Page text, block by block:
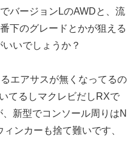
バージョンLのAWDと、流
下のグレードとかが狙える
いでしょうか？
エアサスが無くなってるの
てるしマクレビだしRXで
新型でコンソール周りはN
ンカーも捨て難いです、